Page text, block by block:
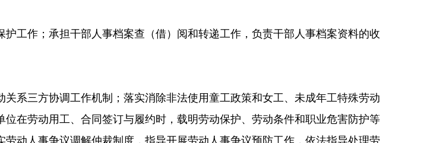
工作；承担干部人事档案查（借）阅和转递工作，负责干部人事档案资料的收
系三方协调工作机制；落实消除非法使用童工政策和女工、未成年工特殊劳动
在劳动用工、合同签订与履约时，载明劳动保护、劳动条件和职业危害防护等
动人事争议调解仲裁制度，指导开展劳动人事争议预防工作，依法指导处理劳